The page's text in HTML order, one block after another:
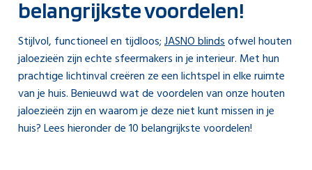
belangrijkste voordelen!
Stijlvol, functioneel en tijdloos;JASNO blindsofwel houten
jaloezieën zijn echte sfeermakers in je interieur. Met hun
prachtige lichtinval creëren ze een lichtspel in elke ruimte
van je huis. Benieuwd wat de voordelen van onze houten
jaloezieën zijn en waarom je deze niet kunt missen in je
huis? Lees hieronder de 10 belangrijkste voordelen!